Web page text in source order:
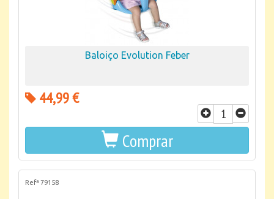
Baloiço Evolution Feber
44,99 €
Comprar
Refª 79158